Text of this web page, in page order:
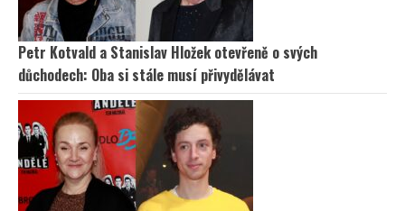
Petr Kotvald a Stanislav Hložek otevřeně o svých
důchodech: Oba si stále musí přivydělávat